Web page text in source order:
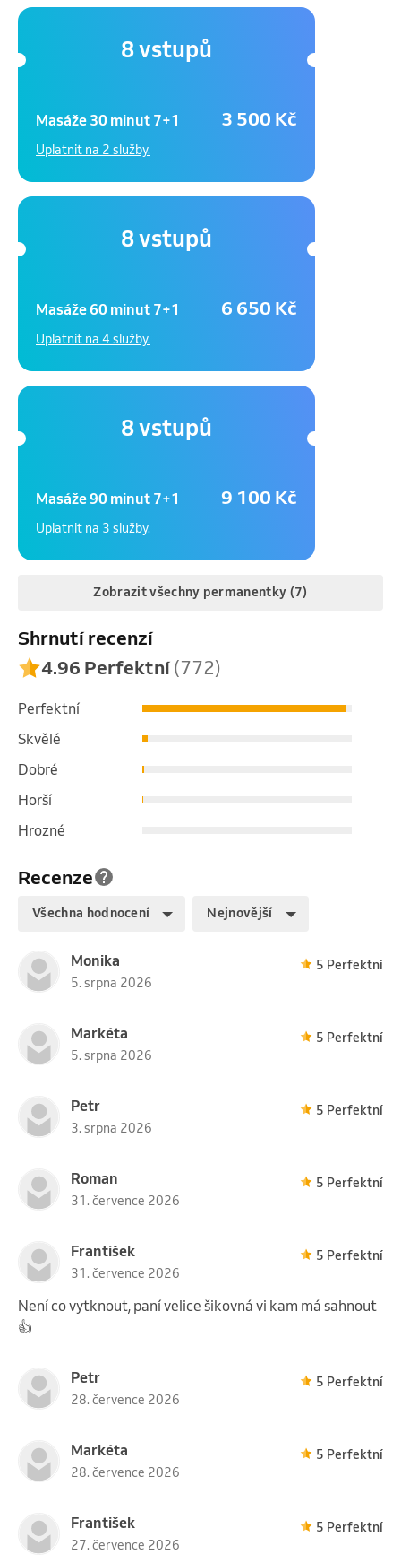
8 vstupů
Masáže 30 minut 7+1
Uplatnit na 2 služby.
3 500 Kč
8 vstupů
Masáže 60 minut 7+1
Uplatnit na 4 služby.
6 650 Kč
8 vstupů
Masáže 90 minut 7+1
Uplatnit na 3 služby.
9 100 Kč
Zobrazit všechny permanentky (7)
10 vstupů
10 x 90 minut TOP NA
14 000 Kč
EMSzero 1 PARTIE 4 990 Kč
10 vstupů
EMSzero 1 PARTIE
Uplatnit na 1 službu.
10 vstupů
EMSzero 2 PARTIE
Recenze
Všechna hodnocení Nejnovější
Monika
5. srpna 2026
5 Perfektní
Markéta
5. srpna 2026
5 Perfektní
Petr
3. srpna 2026
5 Perfektní
Roman
31. července 2026
5 Perfektní
František
31. července 2026
5 Perfektní
Není co vytknout, paní velice šikovná vi kam má sahnout
👍
Petr
28. července 2026
5 Perfektní
Markéta
28. července 2026
5 Perfektní
František
27. července 2026
5 Perfektní
Shrnutí recenzí
4.96 Perfektní(772)
Perfektní
Skvělé
Dobré
Horší
Hrozné